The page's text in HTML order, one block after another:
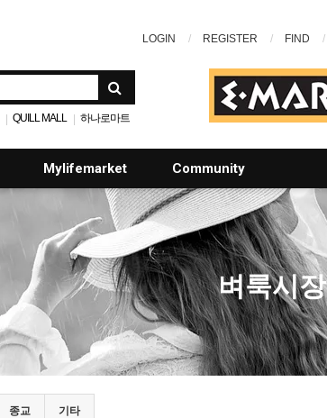
LOGIN REGISTER FIND
| QUILL MALL | 하나로마트
Mylifemarket Community
벼룩시장
종교 기타